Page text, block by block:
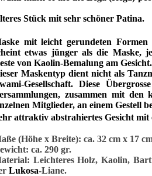
Stück mit sehr schöner Patina.
mit leicht gerundeten
etwas jünger als die Maske,
von Kaolin-Bemalung am Gesicht.
Maskentyp dient nicht als
Gesellschaft. Diese
zusammen mit den
Mitglieder, an einem Gestell
attraktiv abstrahiertes Gesicht
(Höhe x Breite): ca. 32 cm x 17
ca. 290 gr.
Leichteres Holz, Kaolin,
Lukosa-Liane.